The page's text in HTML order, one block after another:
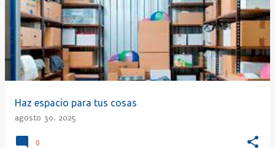
Haz espacio para tus cosas
agosto 30, 2025
0